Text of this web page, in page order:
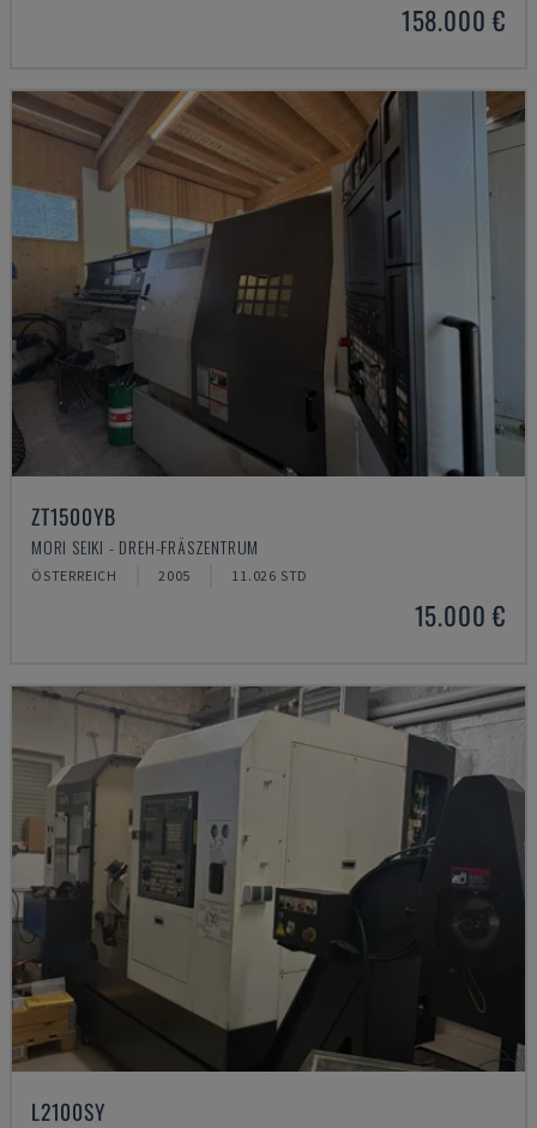
158.000 €
ZT1500YB
MORI SEIKI - DREH-FRÄSZENTRUM
ÖSTERREICH 2005 11.026 STD
15.000 €
L2100SY